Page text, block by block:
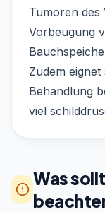
Tumoren
Vorbeugung
Zudem
Behandlung
viel
Was